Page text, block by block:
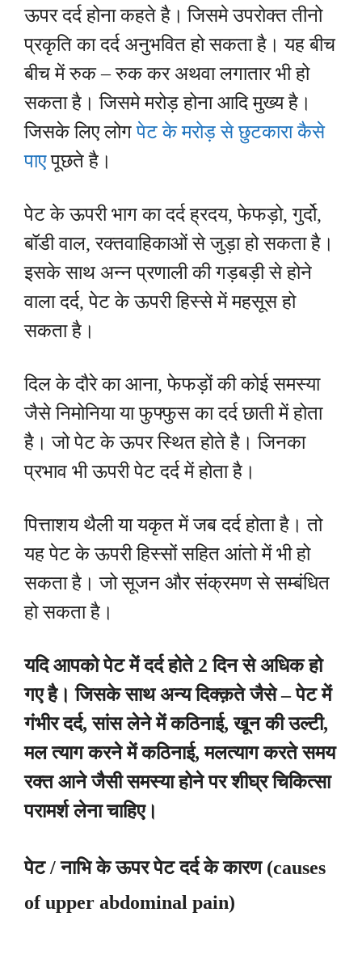
ऊपर दर्द होना कहते है। जिसमे उपरोक्त तीनो
प्रकृति का दर्द अनुभवित हो सकता है। यह बीच
बीच में रुक – रुक कर अथवा लगातार भी हो
सकता है। जिसमे मरोड़ होना आदि मुख्य है।
जिसके लिए लोगपेट के मरोड़ से छुटकारा कैसे
पाएपूछते है।
पेट के ऊपरी भाग का दर्द ह्रदय, फेफड़ो, गुर्दो,
बॉडी वाल, रक्तवाहिकाओं से जुड़ा हो सकता है।
इसके साथ अन्न प्रणाली की गड़बड़ी से होने
वाला दर्द, पेट के ऊपरी हिस्से में महसूस हो
सकता है।
दिल के दौरे का आना, फेफड़ों की कोई समस्या
जैसे निमोनिया या फुफ्फुस का दर्द छाती में होता
है। जो पेट के ऊपर स्थित होते है। जिनका
प्रभाव भी ऊपरी पेट दर्द में होता है।
पित्ताशय थैली या यकृत में जब दर्द होता है। तो
यह पेट के ऊपरी हिस्सों सहित आंतो में भी हो
सकता है। जो सूजन और संक्रमण से सम्बंधित
हो सकता है।
यदि आपको पेट में दर्द होते 2 दिन से अधिक हो
गए है। जिसके साथ अन्य दिक्क़ते जैसे – पेट में
गंभीर दर्द, सांस लेने में कठिनाई, खून की उल्टी,
मल त्याग करने में कठिनाई, मलत्याग करते समय
रक्त आने जैसी समस्या होने पर शीघ्र चिकित्सा
परामर्श लेना चाहिए।
पेट / नाभि के ऊपर पेट दर्द के कारण (causes
ofupper abdominal pain)